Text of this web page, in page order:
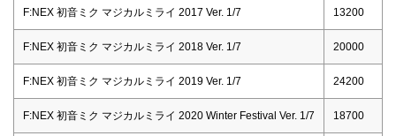
F:NEX 初音ミク マジカルミライ 2017 Ver. 1/7 13200
F:NEX 初音ミク マジカルミライ 2018 Ver. 1/7 20000
F:NEX 初音ミク マジカルミライ 2019 Ver. 1/7 24200
F:NEX 初音ミク マジカルミライ 2020 Winter Festival Ver. 1/7 18700